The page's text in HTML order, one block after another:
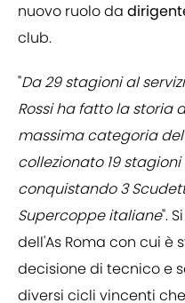
nuovo ruolo da
club.
"Da 29 stagioni al
Rossi ha fatto la storia
massima categoria
collezionato 19
conquistando 3
Supercoppe italiane".
dell'As Roma con cui
decisione di tecnico e
diversi cicli vincenti